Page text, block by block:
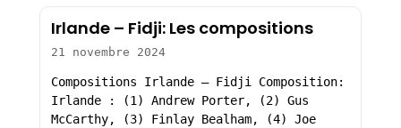
Irlande – Fidji: Les compositions
21 novembre 2024
Compositions Irlande – Fidji Composition:
Irlande : (1) Andrew Porter, (2) Gus
McCarthy, (3) Finlay Bealham, (4) Joe